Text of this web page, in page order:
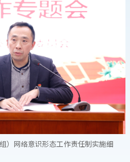
）网络意识形态工作责任制实施细